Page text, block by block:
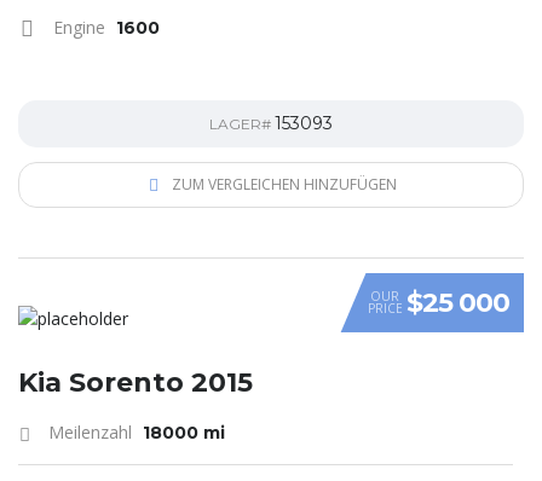
Engine 1600
LAGER# 153093
ZUM VERGLEICHEN HINZUFÜGEN
OUR
PRICE $25 000
Kia Sorento 2015
Meilenzahl 18000 mi